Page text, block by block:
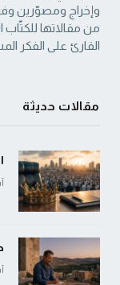
القارئ على الفكر
مقالات حديثة